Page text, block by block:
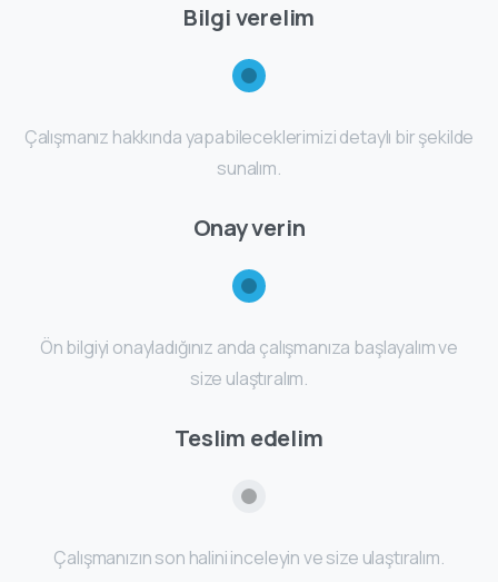
Bilgi verelim
Çalışmanız hakkında yapabileceklerimizi detaylı bir şekilde
sunalım.
Onay verin
Ön bilgiyi onayladığınız anda çalışmanıza başlayalım ve
size ulaştıralım.
Teslim edelim
Çalışmanızın son halini inceleyin ve size ulaştıralım.